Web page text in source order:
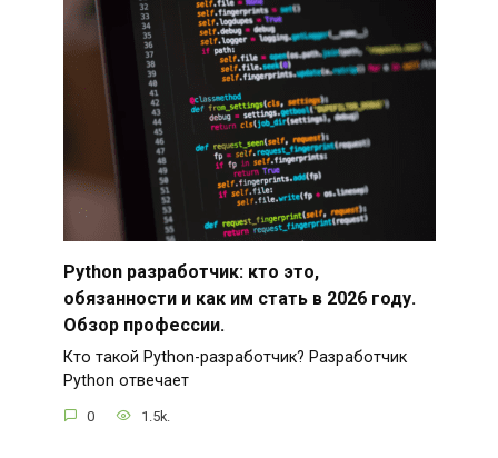
Python разработчик: кто это,
обязанности и как им стать в 2026 году.
Обзор профессии.
Кто такой Python-разработчик? Разработчик
Python отвечает
0 1.5k.